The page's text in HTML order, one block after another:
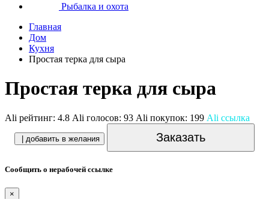
Рыбалка и охота
Главная
Дом
Кухня
Простая терка для сыра
Простая терка для сыра
Ali рейтинг: 4.8 Ali голосов: 93 Ali покупок: 199 Ali ссылка
| добавить в желания Заказать
Сообщить о нерабочей ссылке
×